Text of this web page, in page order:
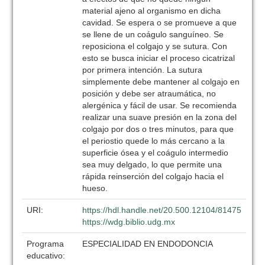
material ajeno al organismo en dicha
cavidad. Se espera o se promueve a que
se llene de un coágulo sanguíneo. Se
reposiciona el colgajo y se sutura. Con
esto se busca iniciar el proceso cicatrizal
por primera intención. La sutura
simplemente debe mantener al colgajo en
posición y debe ser atraumática, no
alergénica y fácil de usar. Se recomienda
realizar una suave presión en la zona del
colgajo por dos o tres minutos, para que
el periostio quede lo más cercano a la
superficie ósea y el coágulo intermedio
sea muy delgado, lo que permite una
rápida reinserción del colgajo hacia el
hueso.
URI:
https://hdl.handle.net/20.500.12104/81475
https://wdg.biblio.udg.mx
Programa
educativo:
ESPECIALIDAD EN ENDODONCIA